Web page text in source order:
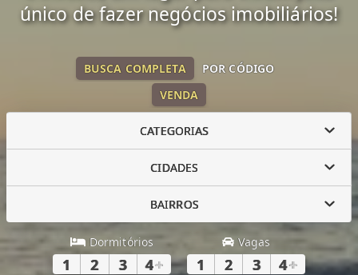
único de fazer negócios imobiliários!
VENDA
BUSCA COMPLETA POR CÓDIGO
CATEGORIAS
CIDADES
BAIRROS
Dormitórios
1 2 3 4+
Vagas
1 2 3 4+